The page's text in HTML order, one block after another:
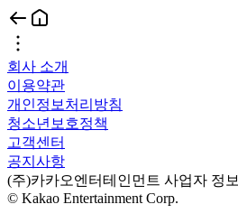
회사 소개
이용약관
개인정보처리방침
청소년보호정책
고객센터
공지사항
(주)카카오엔터테인먼트 사업자 정보
© Kakao Entertainment Corp.